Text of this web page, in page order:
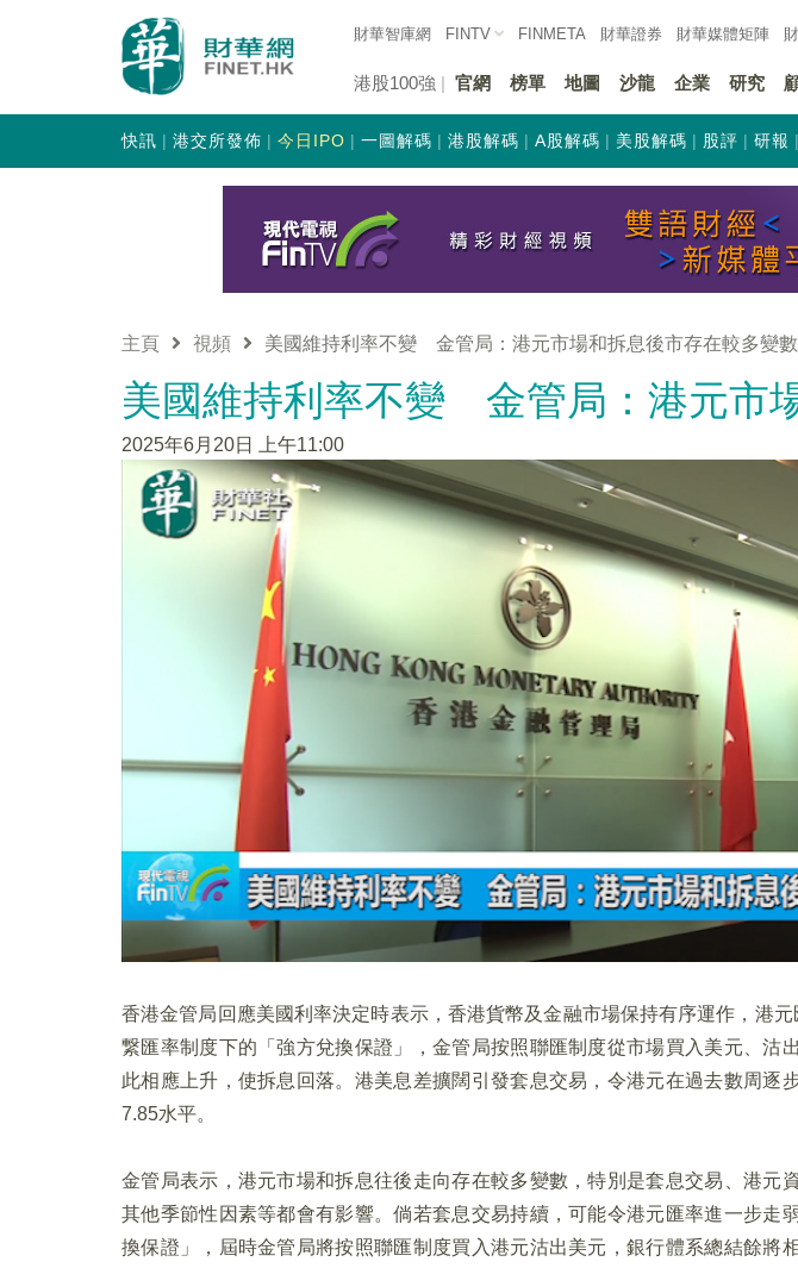
財華智庫網 FINTV FINMETA 財華證券 財華媒體矩陣
港股100強 官網 榜單 地圖 沙龍 企業 研究
快訊 港交所發佈 今日IPO 一圖解碼 港股解碼 A股解碼 美股解碼 股評 研報
主頁 視頻 美國維持利率不變 金管局：港元市場和拆息後市存在較多變數
美國維持利率不變 金管局：港元市
2025年6月20日 上午11:00
香港金管局回應美國利率決定時表示，香港貨幣及金融市場保持有序運作，港
繋匯率制度下的「強方兌換保證」，金管局按照聯匯制度從市場買入美元、沽
此相應上升，使拆息回落。港美息差擴闊引發套息交易，令港元在過去數周逐
7.85水平。
金管局表示，港元市場和拆息往後走向存在較多變數，特別是套息交易、港元
其他季節性因素等都會有影響。倘若套息交易持續，可能令港元匯率進一步走
換保證」，屆時金管局將按照聯匯制度買入港元沽出美元，銀行體系總結餘將